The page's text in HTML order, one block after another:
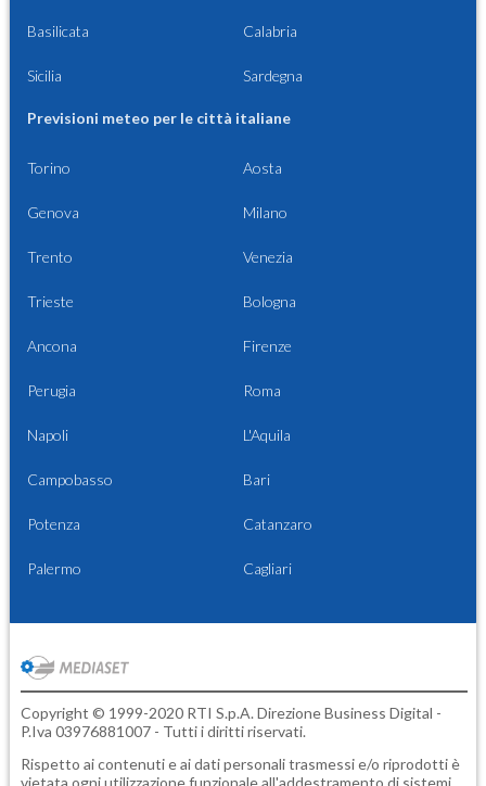
Basilicata Calabria
Sicilia Sardegna
Previsioni meteo per le città italiane
Torino Aosta
Genova Milano
Trento Venezia
Trieste Bologna
Ancona Firenze
Perugia Roma
Napoli L'Aquila
Campobasso Bari
Potenza Catanzaro
Palermo Cagliari
Copyright © 1999-2020 RTI S.p.A. Direzione Business Digital -
P.Iva 03976881007 - Tutti i diritti riservati.
Rispetto ai contenuti e ai dati personali trasmessi e/o riprodotti è
vietata ogni utilizzazione funzionale all'addestramento di sistemi